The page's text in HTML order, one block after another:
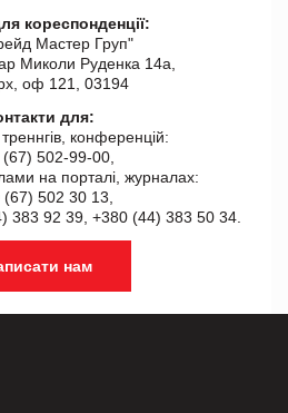
кореспонденції:
Мастер Груп"
Миколи Руденка 14а,
оф 121, 03194
для:
конференцій:
502-99-00,
на порталі, журналах:
502 30 13,
383 92 39, +380 (44) 383 50 34.
нам